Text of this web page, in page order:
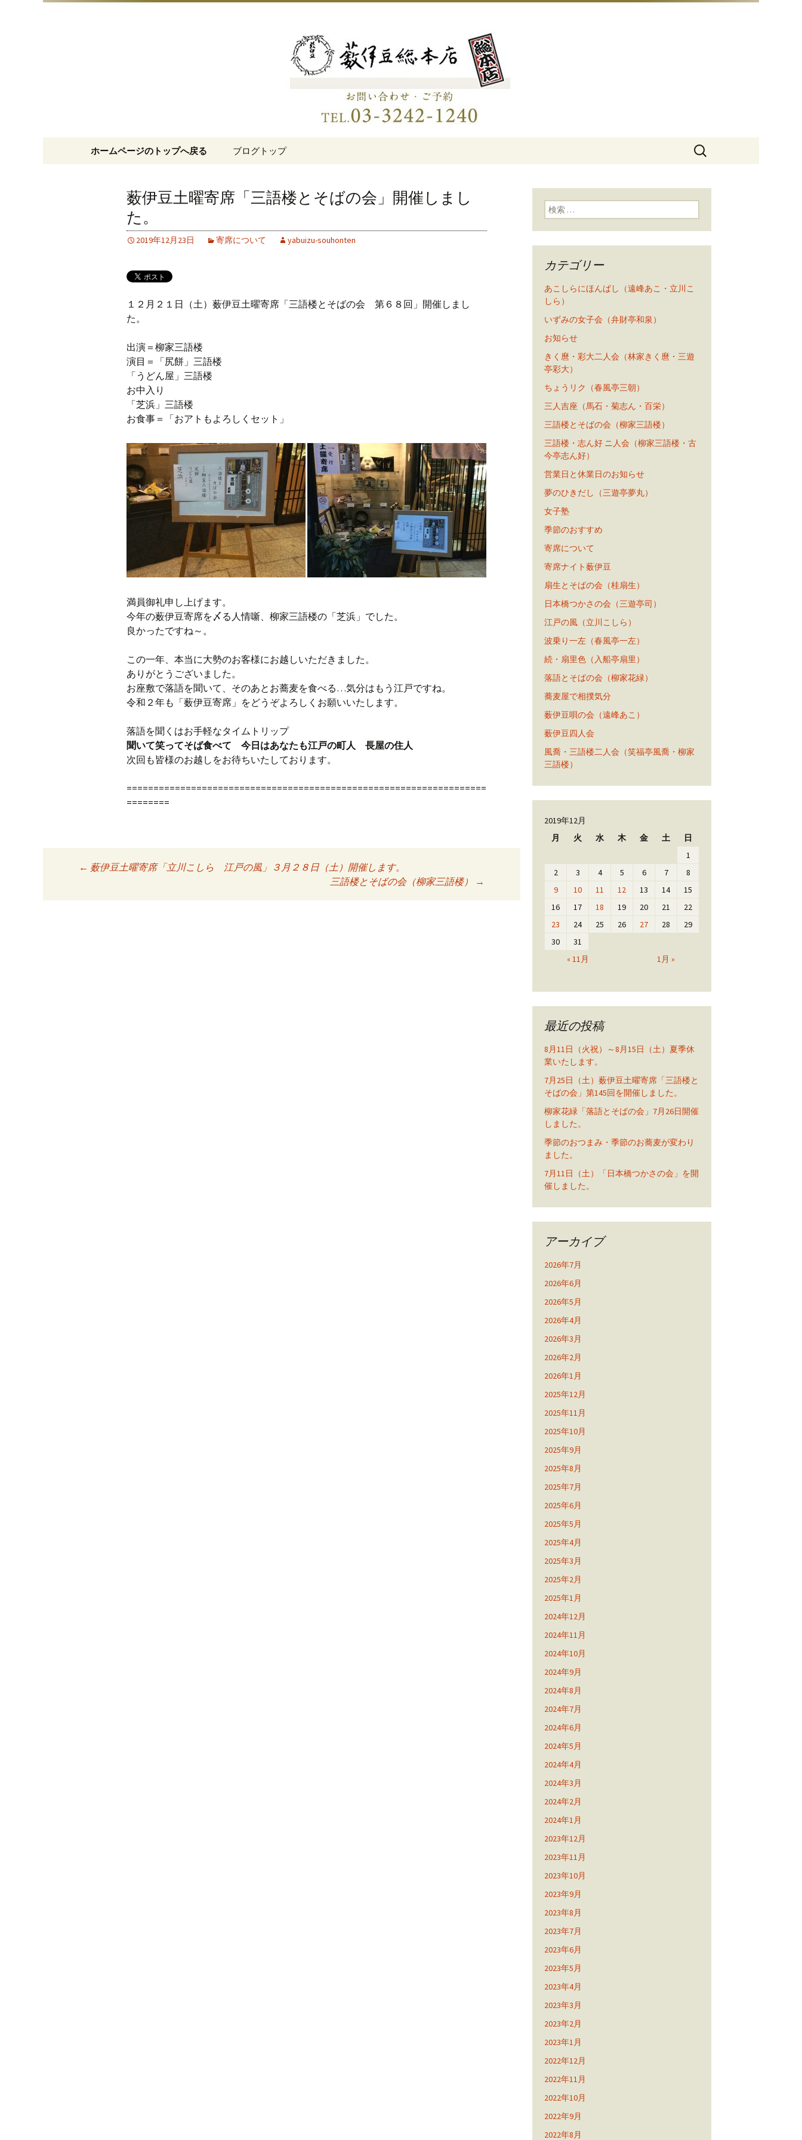
日本橋の老舗蕎麦屋「藪伊豆総本店」
コンテンツへ移動
ホームページのトップへ戻る ブログトップ
検
薮伊豆土曜寄席「三語楼とそばの会」開催しまし
た。
2019年12月23日 寄席について yabuizu-souhonten
１２月２１日（土）薮伊豆土曜寄席「三語楼とそばの会 第６８回」開催しまし
た。
出演＝柳家三語楼
演目＝「尻餅」三語楼
「うどん屋」三語楼
お中入り
「芝浜」三語楼
お食事＝「おアトもよろしくセット」
満員御礼申し上げます。
今年の薮伊豆寄席を〆る人情噺、柳家三語楼の「芝浜」でした。
良かったですね～。
この一年、本当に大勢のお客様にお越しいただきました。
ありがとうございました。
お座敷で落語を聞いて、そのあとお蕎麦を食べる…気分はもう江戸ですね。
令和２年も「薮伊豆寄席」をどうぞよろしくお願いいたします。
落語を聞くはお手軽なタイムトリップ
聞いて笑ってそば食べて 今日はあなたも江戸の町人 長屋の住人
次回も皆様のお越しをお待ちいたしております。
===================================================================
========
← 薮伊豆土曜寄席「立川こしら 江戸の風」３月２８日（土）開催します。
三語楼とそばの会（柳家三語楼）
→
検索:
カテゴリー
あこしらにほんばし（遠峰あこ・立川こ
しら）
いずみの女子会（弁財亭和泉）
お知らせ
きく麿・彩大二人会（林家きく麿・三遊
亭彩大）
ちょうリク（春風亭三朝）
三人吉座（馬石・菊志ん・百栄）
三語楼とそばの会（柳家三語楼）
三語楼・志ん好 ニ人会（柳家三語楼・古
今亭志ん好）
営業日と休業日のお知らせ
夢のひきだし（三遊亭夢丸）
女子塾
季節のおすすめ
寄席について
寄席ナイト薮伊豆
扇生とそばの会（桂扇生）
日本橋つかさの会（三遊亭司）
江戸の風（立川こしら）
波乗り一左（春風亭一左）
続・扇里色（入船亭扇里）
落語とそばの会（柳家花緑）
蕎麦屋で相撲気分
薮伊豆唄の会（遠峰あこ）
薮伊豆四人会
風喬・三語楼二人会（笑福亭風喬・柳家
三語楼）
2019年12月
月
火 水 木 金 土 日
« 11月 1月 »
1
2
3 4 5 6 7
8
9
10 11 12 13 14
15
16
17 18 19 20 21
22
23
24 25 26 27 28
29
30
31
最近の投稿
8月11日（火祝）～8月15日（土）夏季休
業いたします。
7月25日（土）薮伊豆土曜寄席「三語楼と
そばの会」第145回を開催しました。
柳家花緑「落語とそばの会」7月26日開催
しました。
季節のおつまみ・季節のお蕎麦が変わり
ました。
7月11日（土）「日本橋つかさの会」を開
催しました。
アーカイブ
2026年7月
2026年6月
2026年5月
2026年4月
2026年3月
2026年2月
2026年1月
2025年12月
2025年11月
2025年10月
2025年9月
2025年8月
2025年7月
2025年6月
2025年5月
2025年4月
2025年3月
2025年2月
2025年1月
2024年12月
2024年11月
2024年10月
2024年9月
2024年8月
2024年7月
2024年6月
2024年5月
2024年4月
2024年3月
2024年2月
2024年1月
2023年12月
2023年11月
2023年10月
2023年9月
2023年8月
2023年7月
2023年6月
2023年5月
2023年4月
2023年3月
2023年2月
2023年1月
2022年12月
2022年11月
2022年10月
2022年9月
2022年8月